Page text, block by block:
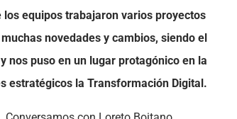
equipos trabajaron varios proyectos
novedades y cambios, siendo el
nos puso en un lugar protagónico en la
estratégicos la Transformación Digital.